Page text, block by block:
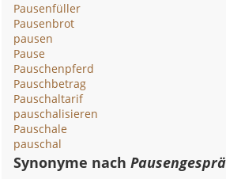
Pausenfüller
Pausenbrot
pausen
Pause
Pauschenpferd
Pauschbetrag
Pauschaltarif
pauschalisieren
Pauschale
pauschal
Synonyme nach